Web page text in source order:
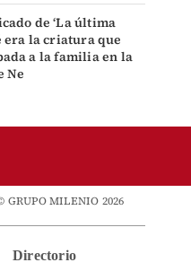
de ‘La última
era la criatura que
a la familia en la
Ne
GRUPO MILENIO 2026
Directorio